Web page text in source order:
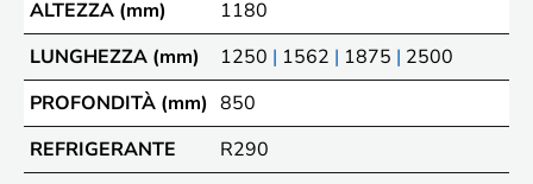
ALTEZZA (mm)
1180
LUNGHEZZA (mm)
1250 | 1562 | 1875 | 2500
PROFONDITÀ (mm) 850
REFRIGERANTE
R290